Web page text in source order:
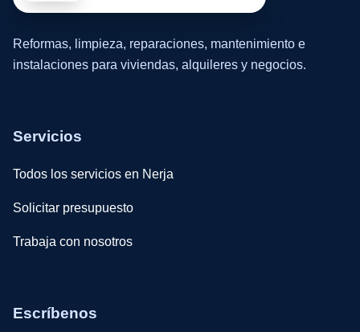
Reformas, limpieza, reparaciones, mantenimiento e
instalaciones para viviendas, alquileres y negocios.
Servicios
Todos los servicios en Nerja
Solicitar presupuesto
Trabaja con nosotros
Escríbenos